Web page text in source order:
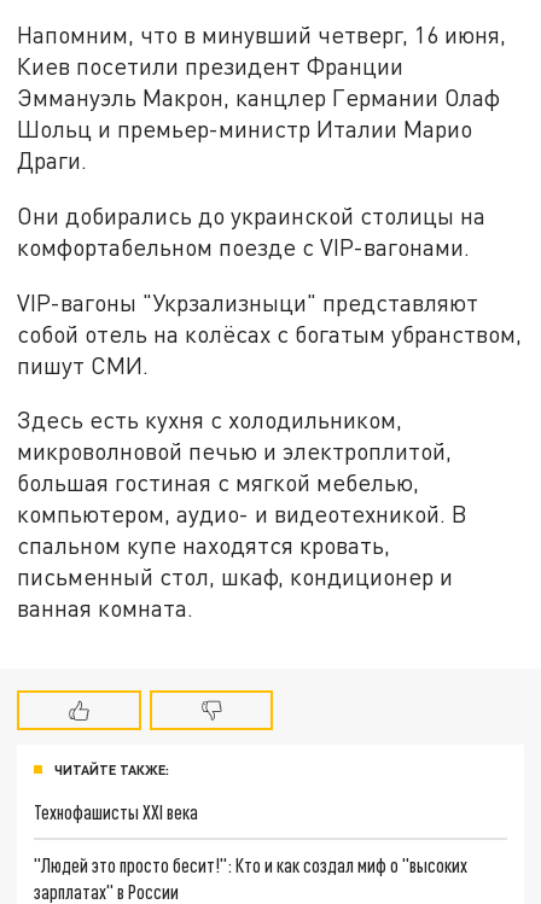
Напомним, что в минувший четверг, 16 июня,
Киев посетили президент Франции
Эммануэль Макрон, канцлер Германии Олаф
Шольц и премьер-министр Италии Марио
Драги.
Они добирались до украинской столицы на
комфортабельном поезде с VIP-вагонами.
VIP-вагоны "Укрзализныци" представляют
собой отель на колёсах с богатым убранством,
пишут СМИ.
Здесь есть кухня с холодильником,
микроволновой печью и электроплитой,
большая гостиная с мягкой мебелью,
компьютером, аудио- и видеотехникой. В
спальном купе находятся кровать,
письменный стол, шкаф, кондиционер и
ванная комната.
ЧИТАЙТЕ ТАКЖЕ:
Технофашисты XXI века
"Людей это просто бесит!": Кто и как создал миф о "высоких
зарплатах" в России